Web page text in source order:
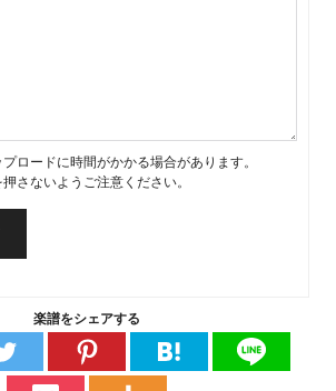
ロードに時間がかかる場合があります。
さないようご注意ください。
楽譜をシェアする